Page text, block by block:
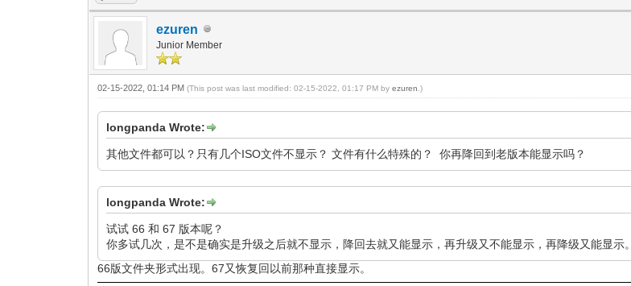
ezuren
Junior Member
02-15-2022, 01:14 PM(This post was last modified: 02-15-2022, 01:17 PM byezuren .)
longpanda Wrote:
其他文件都可以？只有几个ISO文件不显示？ 文件有什么特殊的？ 你再降回到老版本能显示吗？
longpanda Wrote:
试试 66 和 67 版本呢？
你多试几次，是不是确实是升级之后就不显示，降回去就又能显示，再升级又不能显示，再降级又能显示。
66版文件夹形式出现。67又恢复回以前那种直接显示。